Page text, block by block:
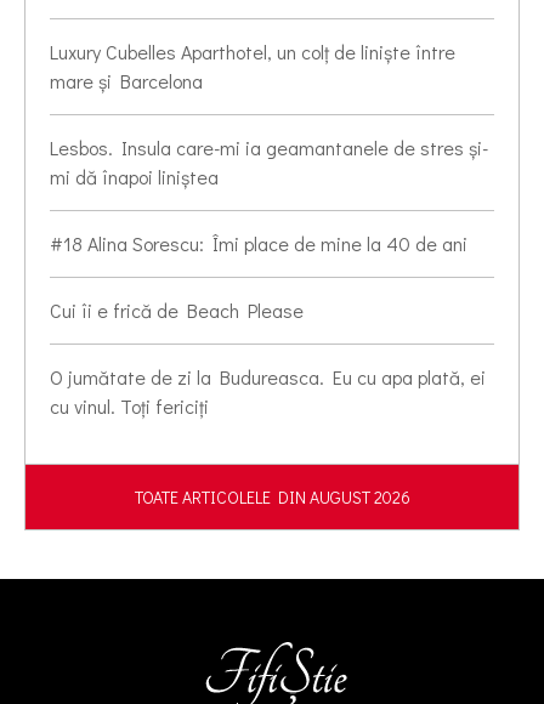
Luxury Cubelles Aparthotel, un colț de liniște între
mare și Barcelona
Lesbos. Insula care-mi ia geamantanele de stres și-
mi dă înapoi liniștea
#18 Alina Sorescu: Îmi place de mine la 40 de ani
Cui îi e frică de Beach Please
O jumătate de zi la Budureasca. Eu cu apa plată, ei
cu vinul. Toți fericiți
TOATE ARTICOLELE DIN AUGUST 2026